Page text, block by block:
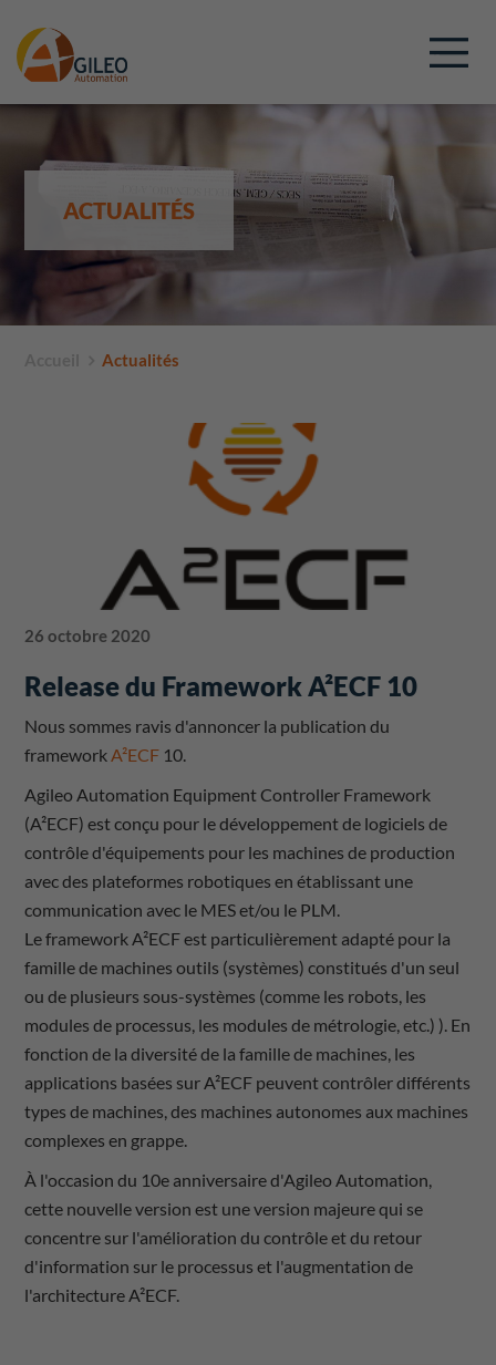
ACTUALITÉS
Actualités
26 octobre 2020
Release du Framework A²ECF 10
Nous sommes ravis d'annoncer la publication du
frameworkA²ECF 10.
Agileo Automation Equipment Controller Framework
(A²ECF) est conçu pour le développement de logiciels de
contrôle d'équipements pour les machines de production
avec des plateformes robotiques en établissant une
communication avec le MES et/ou le PLM.
Le framework A²ECF est particulièrement adapté pour la
famille de machines outils (systèmes) constitués d'un seul
ou de plusieurs sous-systèmes (comme les robots, les
modules de processus, les modules de métrologie, etc.) ). En
fonction de la diversité de la famille de machines, les
applications basées sur A²ECF peuvent contrôler différents
types de machines, des machines autonomes aux machines
complexes en grappe.
À l'occasion du 10e anniversaire d'Agileo Automation,
cette nouvelle version est une version majeure qui se
concentre sur l'amélioration du contrôle et du retour
d'information sur le processus et l'augmentation de
l'architecture A²ECF.